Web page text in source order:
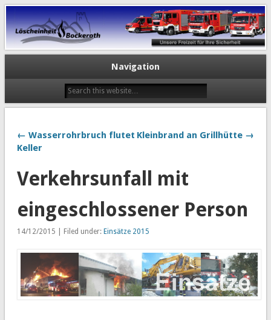
Navigation
← Wasserrohrbruch flutet
Keller
Kleinbrand an Grillhütte →
Verkehrsunfall mit
eingeschlossener Person
14/12/2015 | Filed under: Einsätze 2015